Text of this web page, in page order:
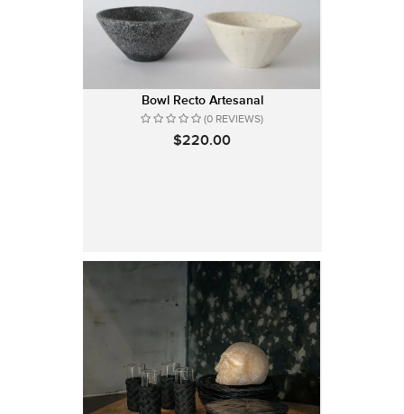
Bowl Recto Artesanal
(0 REVIEWS)
$220.00